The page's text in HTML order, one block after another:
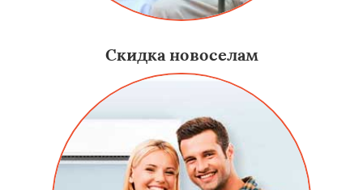
Скидка новоселам